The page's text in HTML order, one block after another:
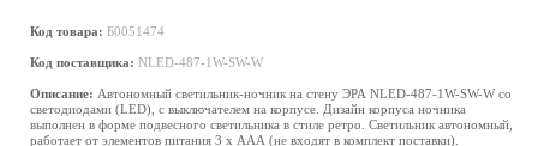
Код товара: Б0051474
Код поставщика: NLED-487-1W-SW-W
Описание: Автономный светильник-ночник на стену ЭРА NLED-487-1W-SW-W со
светодиодами (LED), с выключателем на корпусе. Дизайн корпуса ночника
выполнен в форме подвесного светильника в стиле ретро. Светильник автономный,
работает от элементов питания 3 х ААА (не входят в комплект поставки).